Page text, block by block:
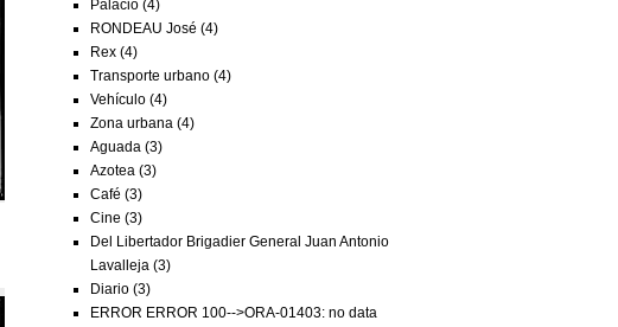
Palacio (4)
RONDEAU José (4)
Rex (4)
Transporte urbano (4)
Vehículo (4)
Zona urbana (4)
Aguada (3)
Azotea (3)
Café (3)
Cine (3)
Del Libertador Brigadier General Juan Antonio
Lavalleja (3)
Diario (3)
ERROR ERROR 100-->ORA-01403: no data